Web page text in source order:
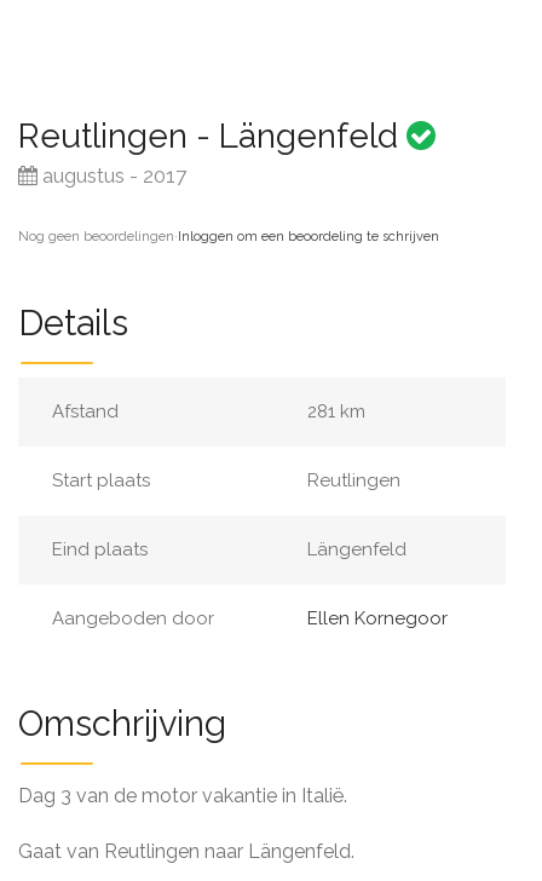
Reutlingen - Längenfeld
augustus - 2017
Nog geen beoordelingen·Inloggen om een beoordeling te schrijven
Details
Afstand 281 km
Start plaats Reutlingen
Eind plaats Längenfeld
Aangeboden door Ellen Kornegoor
Omschrijving
Dag 3 van de motor vakantie in Italië.
Gaat van Reutlingen naar Längenfeld.